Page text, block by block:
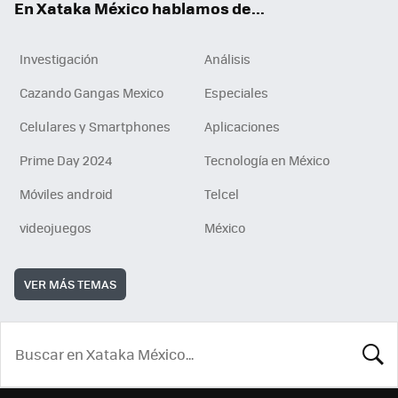
En Xataka México hablamos de...
Investigación
Análisis
Cazando Gangas Mexico
Especiales
Celulares y Smartphones
Aplicaciones
Prime Day 2024
Tecnología en México
Móviles android
Telcel
videojuegos
México
VER MÁS TEMAS